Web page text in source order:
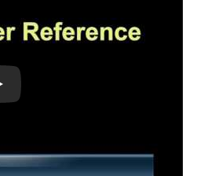
Ayarlanabilir optik güçlü Optik Test